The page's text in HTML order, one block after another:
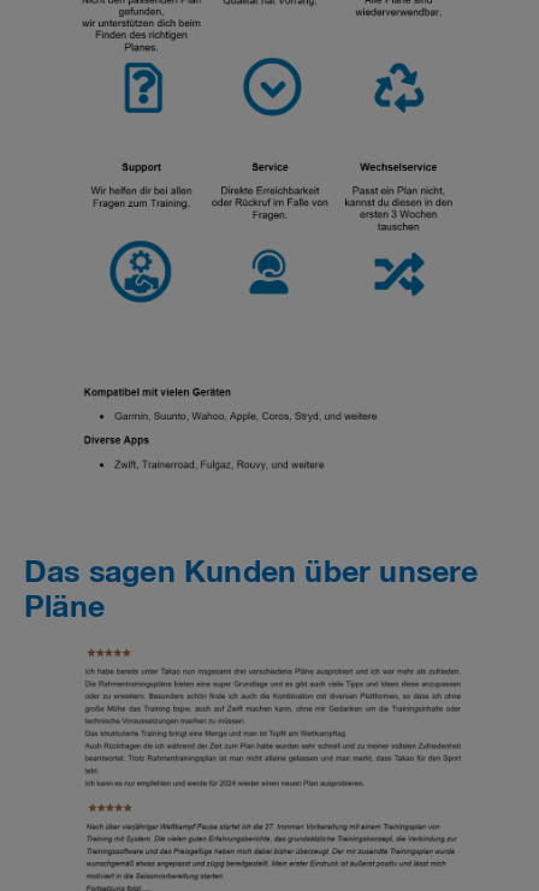
Das sagen Kunden über unsere
Pläne